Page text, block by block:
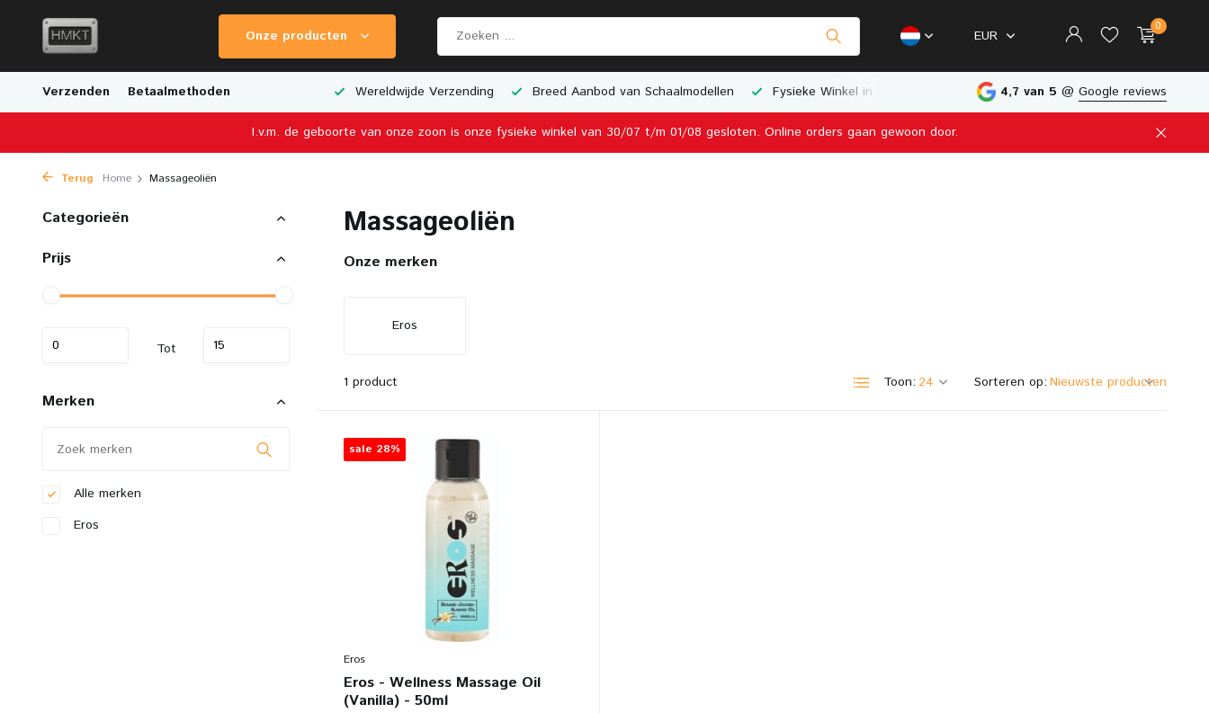
Onze producten EUR
0
Verzenden Betaalmethoden
Schaalmodellen Fysieke Winkel in Nederland Wereldwijde Verzending Breed Aanbod van Schaalmodellen Fysieke Winkel in Nederland 4,7 van 5 @ Google reviews
I.v.m. de geboorte van onze zoon is onze fysieke winkel van 30/07 t/m 01/08 gesloten. Online orders gaan gewoon door.
Terug Home Massageoliën
Categorieën
Prijs
Tot
Merken
Alle merken
Eros
Massageoliën
Onze merken
Eros
1 product Toon: Sorteren op:
sale 28%
Eros
Eros - Wellness Massage Oil
(Vanilla) - 50ml